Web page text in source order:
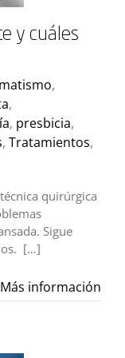
y cuáles
,
,
, presbicia,
, Tratamientos,
quirúrgica
Sigue
[…]
Más información